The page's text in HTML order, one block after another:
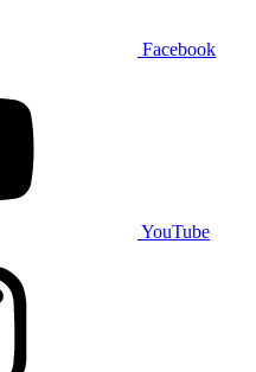
Facebook
YouTube